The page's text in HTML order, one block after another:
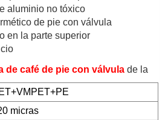
aluminio no tóxico
de pie con válvula
en la parte superior
de café de pie con válvula de la
micras